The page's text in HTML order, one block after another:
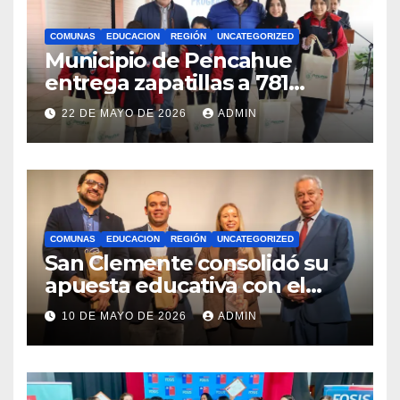
COMUNAS EDUCACION REGIÓN UNCATEGORIZED
Municipio de Pencahue
entrega zapatillas a 781
estudiantes con recursos del
Royalty Minero
22 DE MAYO DE 2026 ADMIN
COMUNAS EDUCACION REGIÓN UNCATEGORIZED
San Clemente consolidó su
apuesta educativa con el
lanzamiento del
Preuniversitario Brotes 2026
10 DE MAYO DE 2026 ADMIN